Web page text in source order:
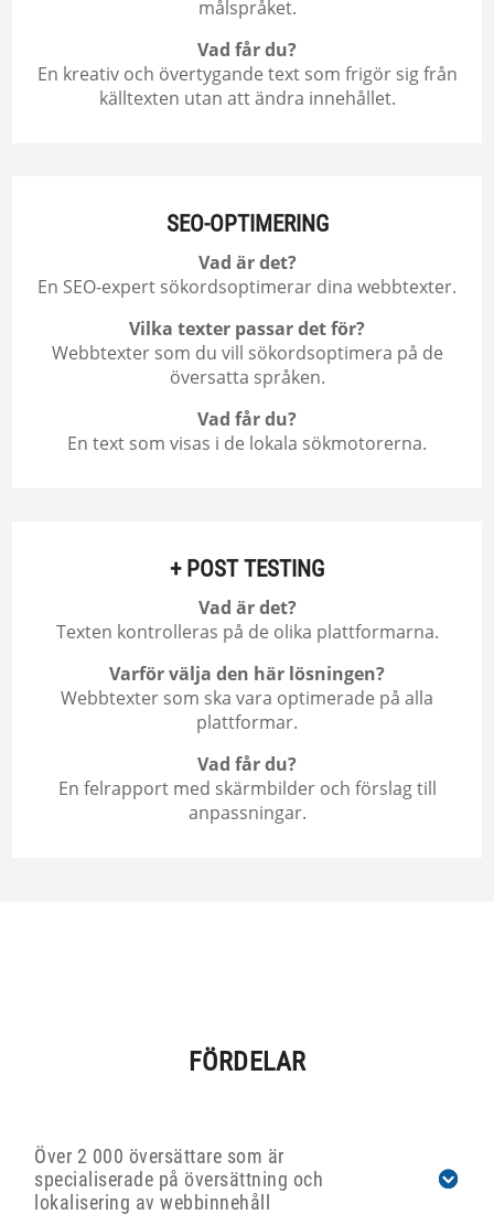
målspråket.
Vad får du?
En kreativ och övertygande text som frigör sig från
källtexten utan att ändra innehållet.
SEO-OPTIMERING
Vad är det?
En SEO-expert sökordsoptimerar dina webbtexter.
Vilka texter passar det för?
Webbtexter som du vill sökordsoptimera på de
översatta språken.
Vad får du?
En text som visas i de lokala sökmotorerna.
+ POST TESTING
Vad är det?
Texten kontrolleras på de olika plattformarna.
Varför välja den här lösningen?
Webbtexter som ska vara optimerade på alla
plattformar.
Vad får du?
En felrapport med skärmbilder och förslag till
anpassningar.
FÖRDELAR
Över 2 000 översättare som är
specialiserade på översättning och
lokalisering av webbinnehåll